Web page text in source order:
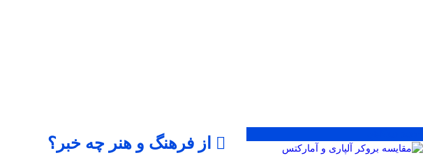
از فرهنگ و هنر چه خبر؟